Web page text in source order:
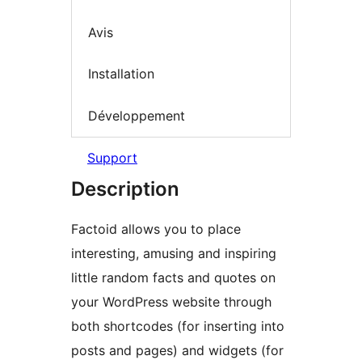
Avis
Installation
Développement
Support
Description
Factoid allows you to place
interesting, amusing and inspiring
little random facts and quotes on
your WordPress website through
both shortcodes (for inserting into
posts and pages) and widgets (for